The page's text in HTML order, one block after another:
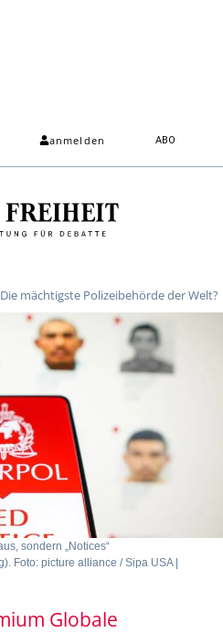
anmelden ABO
mächtigste Polizeibehörde der Welt?
sondern „Notices“
Foto: picture alliance / Sipa USA |
Globale